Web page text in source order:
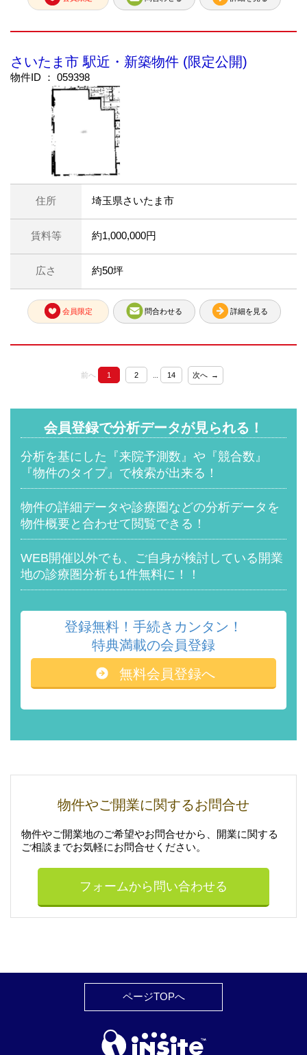
さいたま市 駅近・新築物件 (限定公開)
物件ID ： 059398
住所 埼玉県さいたま市
賃料等 約1,000,000円
広さ 約50坪
会員限定 問合わせる 詳細を見る
前へ 1 2 … 14 次へ
会員登録で分析データが見られる！
分析を基にした『来院予測数』や 『競合数』
『物件のタイプ』で検索が出来る！
物件の詳細データや診療圏などの分析データを
物件概要と合わせて閲覧できる！
WEB開催以外でも、ご自身が検討している開業
地の診療圏分析も1件無料に！！
登録無料！手続きカンタン！
特典満載の会員登録
無料会員登録へ
物件やご開業に関するお問合せ
物件やご開業地のご希望やお問合せから、開業に関する
ご相談までお気軽にお問合せください。
フォームから問い合わせる
ページTOPへ